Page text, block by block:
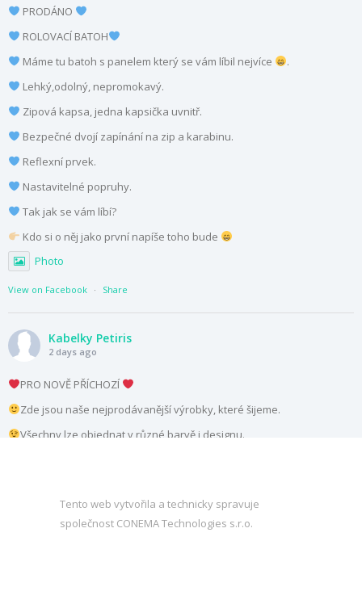
PRODÁNO
ROLOVACÍ BATOH
Máme tu batoh s panelem který se vám líbil nejvíce
.
Lehký,odolný, nepromokavý.
Zipová kapsa, jedna kapsička uvnitř.
Bezpečné dvojí zapínání na zip a karabinu.
Reflexní prvek.
Nastavitelné popruhy.
Tak jak se vám líbí?
Kdo si o něj jako první napíše toho bude
Photo
View on Facebook · Share
Kabelky Petiris
2 days ago
PRO NOVĚ PŘÍCHOZÍ
Zde jsou naše nejprodávanější výrobky, které šijeme.
Všechny lze objednat v různé barvě i designu.
Share
Tento web vytvořila a technicky spravuje
společnost CONEMA Technologies s.r.o.